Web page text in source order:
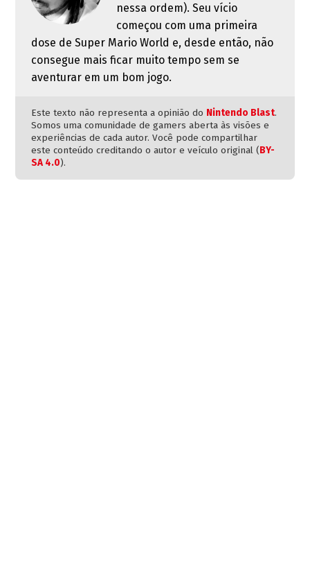
nessa ordem). Seu vício
começou com uma primeira
dose de Super Mario World e, desde então, não
consegue mais ficar muito tempo sem se
aventurar em um bom jogo.
Este texto não representa a opinião do Nintendo Blast.
Somos uma comunidade de gamers aberta às visões e
experiências de cada autor. Você pode compartilhar
este conteúdo creditando o autor e veículo original (BY-
SA 4.0).